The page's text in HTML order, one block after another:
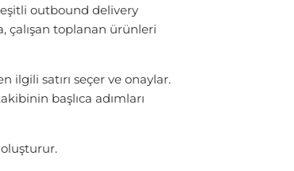
outbound delivery
çalışan toplanan ürünleri
satırı seçer ve onaylar.
başlıca adımları